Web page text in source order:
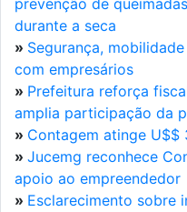
prevenção de
durante a seca
» Segurança,
com empresários
» Prefeitura reforça
amplia participação da
» Contagem atinge
» Jucemg reconhece
apoio ao empreendedor
» Esclarecimento sobre